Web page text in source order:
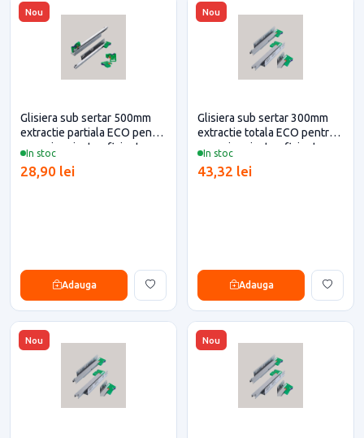
Nou
In stoc
Glisiera sub sertar 500mm
extractie partiala ECO pentru
casa si proiecte eficiente
28,90 lei
Adauga
Nou
In stoc
Glisiera sub sertar 300mm
extractie totala ECO pentru
casa si proiecte eficiente
43,32 lei
Adauga
Nou Nou